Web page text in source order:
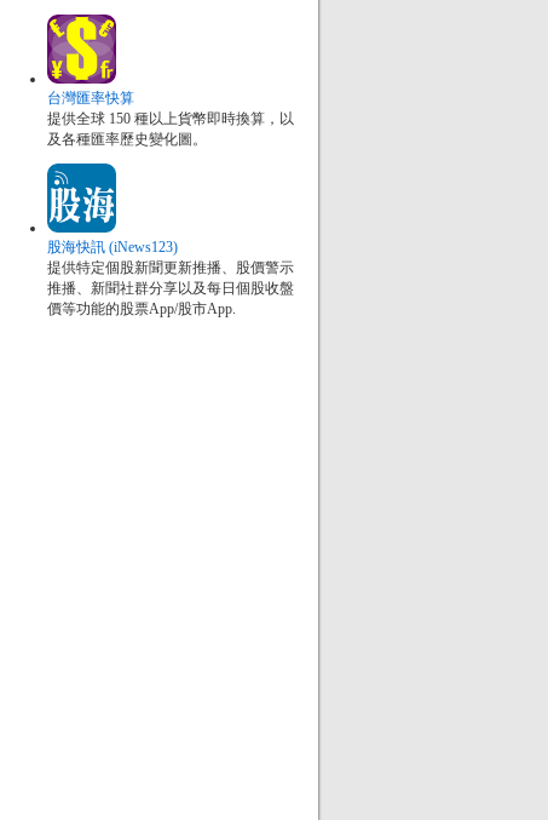
台灣匯率快算
提供全球 150 種以上貨幣即時換算，以
及各種匯率歷史變化圖。
股海快訊 (iNews123)
提供特定個股新聞更新推播、股價警示
推播、新聞社群分享以及每日個股收盤
價等功能的股票App/股市App.